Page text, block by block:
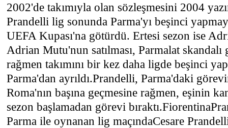
2002'de takımıyla olan sözleşmesini 2004
Prandelli lig sonunda Parma'yı beşinci
UEFA Kupası'na götürdü. Ertesi sezon ise
Adrian Mutu'nun satılması, Parmalat
rağmen takımını bir kez daha ligde beşinci
Parma'dan ayrıldı.Prandelli, Parma'daki
Roma'nın başına geçmesine rağmen, eşinin
sezon başlamadan görevi
Parma ile oynanan lig maçındaCesare